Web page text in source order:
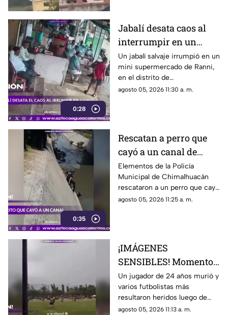
0:28
Jabalí desata caos al
interrumpir en un
comercio y embiste a
un hombre
Un jabalí salvaje irrumpió en un
mini supermercado de Ranni,
en el distrito de
Pathanamthitta, Kerala, India,
agosto 05, 2026 11:30 a. m.
0:35
Rescatan a perro que
cayó a un canal de
aguas negras en
Chimalhuacán
Elementos de la Policía
Municipal de Chimalhuacán
rescataron a un perro que cayó
a un canal de aguas negras,
agosto 05, 2026 11:25 a. m.
¡IMÁGENES
SENSIBLES! Momento
en el que rayo cae
durante partido de
fútbol y mata a jugador
Un jugador de 24 años murió y
varios futbolistas más
resultaron heridos luego de
que un rayo impactara el
agosto 05, 2026 11:13 a. m.